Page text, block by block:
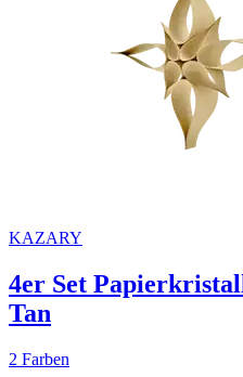
KAZARY
4er Set
Tan
2 Farben